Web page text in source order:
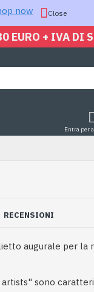
now Close
EURO + IVA DI
Entra per
RECENSIONI
augurale per la
artists" sono